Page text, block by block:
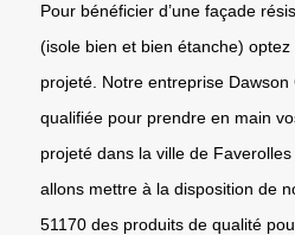
Pour bénéficier d’une façade
(isole bien et bien étanche)
projeté. Notre entreprise
qualifiée pour prendre en main
projeté dans la ville de
allons mettre à la disposition de
51170 des produits de qualité